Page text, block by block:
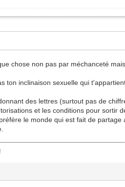
chose non pas par méchanceté
ton inclinaison sexuelle qui
des lettres (surtout pas de
et les conditions pour sortir
le monde qui est fait de